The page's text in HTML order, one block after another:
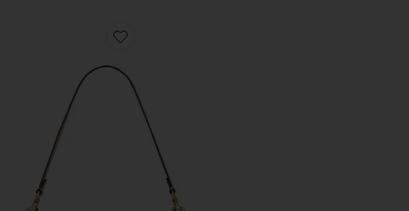
Favorite BOLSA DE OMBRO 26IN CRYSTAL